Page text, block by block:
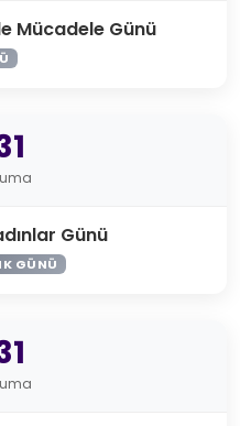
Mücadele Günü
Günü
GÜNÜ